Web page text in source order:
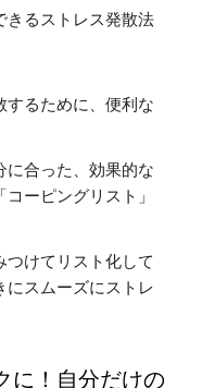
きるストレス発散法
するために、便利な
に合った、効果的な
ーピングリスト」
つけてリスト化して
にスムーズにストレ
に！自分だけの